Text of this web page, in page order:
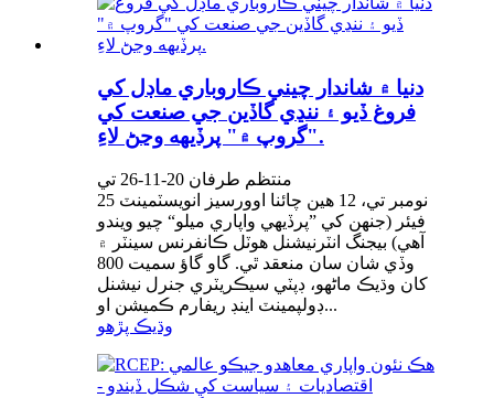
دنيا ۾ شاندار چيني ڪاروباري ماڊل کي
فروغ ڏيو ۽ ننڍي گاڏين جي صنعت کي
"گروپ ۾" پرڏيهه وڃڻ لاءِ.
منتظم طرفان 20-11-26 تي
25 نومبر تي، 12 هين چائنا اوورسيز انويسٽمينٽ
فيئر (جنهن کي ”پرڏيهي واپاري ميلو“ چيو ويندو
آهي) بيجنگ انٽرنيشنل هوٽل ڪانفرنس سينٽر ۾
وڏي شان سان منعقد ٿي. گاو گاؤ سميت 800
کان وڌيڪ ماڻهو، ڊپٽي سيڪريٽري جنرل نيشنل
ڊولپمينٽ اينڊ ريفارم ڪميشن او...
وڌيڪ پڙهو